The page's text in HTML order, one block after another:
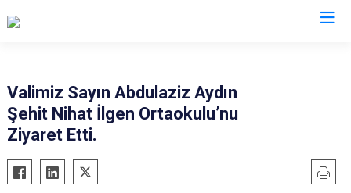
Valimiz Sayın Abdulaziz Aydın
Şehit Nihat İlgen Ortaokulu’nu
Ziyaret Etti.